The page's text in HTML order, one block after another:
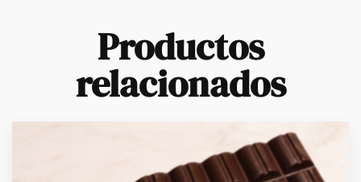
Productos
relacionados